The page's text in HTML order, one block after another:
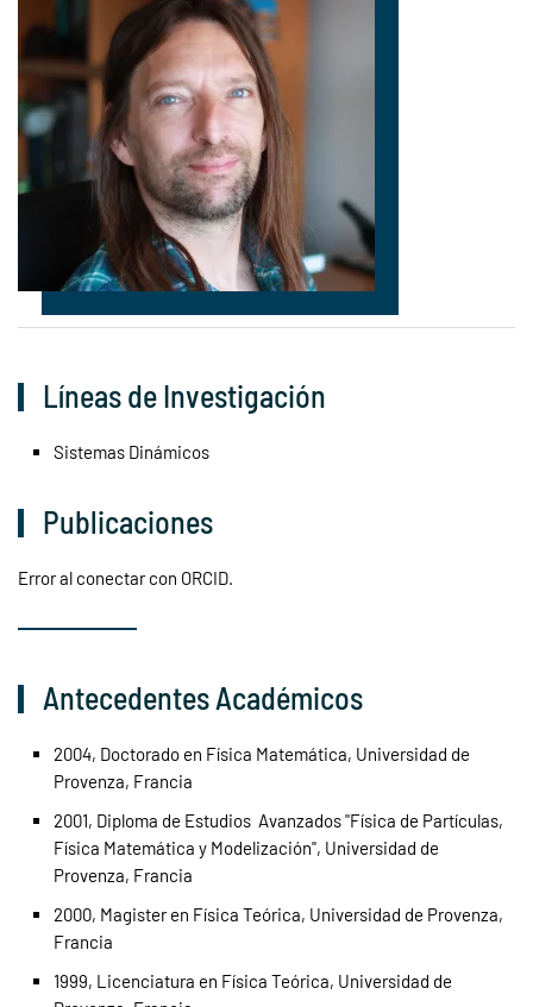
Líneas de Investigación
Sistemas Dinámicos
Publicaciones
Error al conectar con ORCID.
Antecedentes Académicos
2004, Doctorado en Física Matemática, Universidad de
Provenza, Francia
2001, Diploma de Estudios Avanzados "Física de Partículas,
Física Matemática y Modelización", Universidad de
Provenza, Francia
2000, Magister en Física Teórica, Universidad de Provenza,
Francia
1999, Licenciatura en Física Teórica, Universidad de